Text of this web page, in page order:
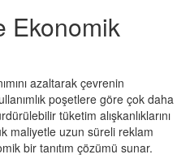
Ekonomik
azaltarak çevrenin
poşetlere göre çok daha
tüketim alışkanlıklarını
maliyetle uzun süreli reklam
bir tanıtım çözümü sunar.